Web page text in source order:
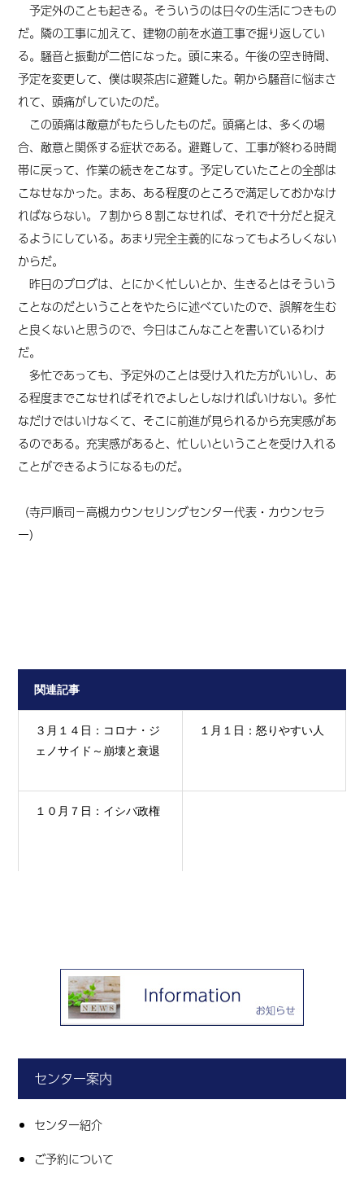
予定外のことも起きる。そういうのは日々の生活につきもの
だ。隣の工事に加えて、建物の前を水道工事で掘り返してい
る。騒音と振動が二倍になった。頭に来る。午後の空き時間、
予定を変更して、僕は喫茶店に避難した。朝から騒音に悩まさ
れて、頭痛がしていたのだ。
この頭痛は敵意がもたらしたものだ。頭痛とは、多くの場
合、敵意と関係する症状である。避難して、工事が終わる時間
帯に戻って、作業の続きをこなす。予定していたことの全部は
こなせなかった。まあ、ある程度のところで満足しておかなけ
ればならない。７割から８割こなせれば、それで十分だと捉え
るようにしている。あまり完全主義的になってもよろしくない
からだ。
昨日のブログは、とにかく忙しいとか、生きるとはそういう
ことなのだということをやたらに述べていたので、誤解を生む
と良くないと思うので、今日はこんなことを書いているわけ
だ。
多忙であっても、予定外のことは受け入れた方がいいし、あ
る程度までこなせればそれでよしとしなければいけない。多忙
なだけではいけなくて、そこに前進が見られるから充実感があ
るのである。充実感があると、忙しいということを受け入れる
ことができるようになるものだ。
（寺戸順司－高槻カウンセリングセンター代表・カウンセラ
ー）
関連記事
３月１４日：コロナ・ジ
ェノサイド～崩壊と衰退
１月１日：怒りやすい人
１０月７日：イシバ政権
センター案内
センター紹介
ご予約について